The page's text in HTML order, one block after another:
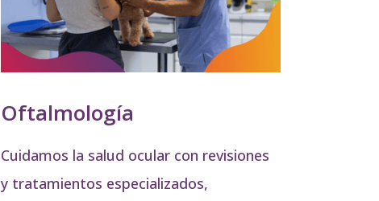
Oftalmología
Cuidamos la salud ocular con revisiones
y tratamientos especializados,